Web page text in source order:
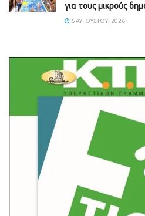
για τους μικρούς
6 ΑΥΓΟΎΣΤΟΥ, 2026